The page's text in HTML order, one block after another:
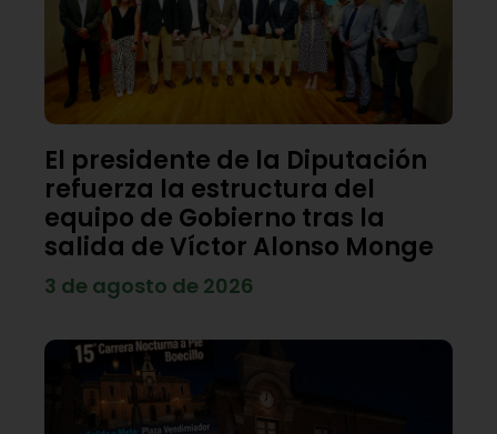
El presidente de la Diputación
refuerza la estructura del
equipo de Gobierno tras la
salida de Víctor Alonso Monge
3 de agosto de 2026